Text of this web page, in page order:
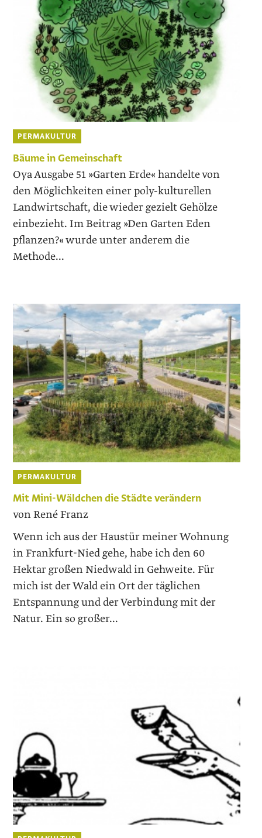
PERMAKULTUR
Bäume in Gemeinschaft
Oya Ausgabe 51 »Garten Erde« handelte von
den Möglichkeiten einer poly-kulturellen
Landwirtschaft, die wieder gezielt Gehölze
einbezieht. Im Beitrag »Den Garten Eden
pflanzen?« wurde unter anderem die
Methode...
PERMAKULTUR
Mit Mini-Wäldchen die Städte verändern
von René Franz
Wenn ich aus der Haustür meiner Wohnung
in Frankfurt-Nied gehe, habe ich den 60
Hektar großen Niedwald in Gehweite. Für
mich ist der Wald ein Ort der täglichen
Entspannung und der Verbindung mit der
Natur. Ein so großer...